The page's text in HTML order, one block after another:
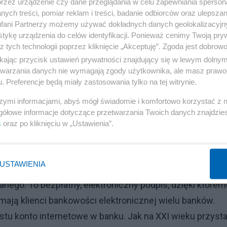
na bezpłatne badania w ramach programów
lub położnej POZ. IKP podpowie, gdzie
który potwierdza zaszczepienie przeciw COVID19,
IKP pozwoli także złożyć wniosek o
(EKUZ), pokaże wynik testu na koronawirusa oraz
przeciw COVID-19.
Reklama
odwiedzin
zaufany
To bezpłatny, elektroniczny podpis, dzięki
klienci bankowości elektronicznej wielu banków.
konto internetowe w banku. Jak na XXI wieku
treści, pomiar reklam i treści, badanie odbiorców oraz
Partnerzy możemy używać dokładnych danych
urządzenia do celów identyfikacji. Ponieważ cenimy Twoją
tych technologii poprzez kliknięcie „Akceptuję”. Zgoda jest
przycisk ustawień prywatności znajdujący się w lewym
danych nie wymagają zgody użytkownika, ale masz
Preferencje będą miały zastosowania tylko na tej witrynie.
informacjami, abyś mógł świadomie i komfortowo korzystać z
informacje dotyczące przetwarzania Twoich danych
oraz po kliknięciu w „Ustawienia”.
USTAWIENIA